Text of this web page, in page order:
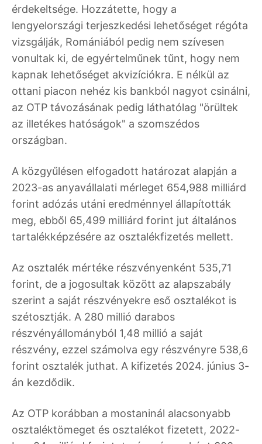
érdekeltsége. Hozzátette, hogy a
lengyelországi terjeszkedési lehetőséget régóta
vizsgálják, Romániából pedig nem szívesen
vonultak ki, de egyértelműnek tűnt, hogy nem
kapnak lehetőséget akvizíciókra. E nélkül az
ottani piacon nehéz kis bankból nagyot csinálni,
az OTP távozásának pedig láthatólag "örültek
az illetékes hatóságok" a szomszédos
országban.
A közgyűlésen elfogadott határozat alapján a
2023-as anyavállalati mérleget 654,988 milliárd
forint adózás utáni eredménnyel állapították
meg, ebből 65,499 milliárd forint jut általános
tartalékképzésére az osztalékfizetés mellett.
Az osztalék mértéke részvényenként 535,71
forint, de a jogosultak között az alapszabály
szerint a saját részvényekre eső osztalékot is
szétosztják. A 280 millió darabos
részvényállományból 1,48 millió a saját
részvény, ezzel számolva egy részvényre 538,6
forint osztalék juthat. A kifizetés 2024. június 3-
án kezdődik.
Az OTP korábban a mostaninál alacsonyabb
osztaléktömeget és osztalékot fizetett, 2022-